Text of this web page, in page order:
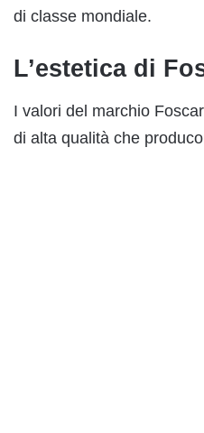
di classe mondiale.
L’estetica di
I valori del marchio
di alta qualità che